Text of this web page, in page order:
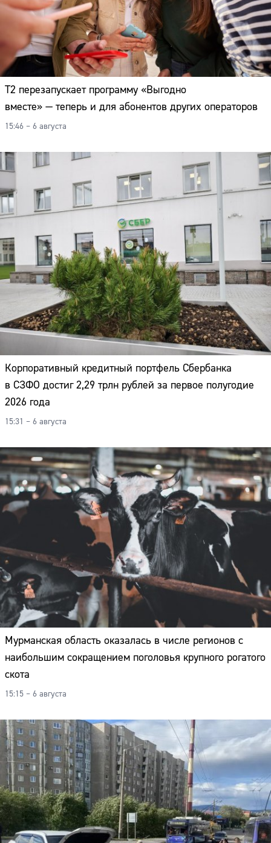
Т2 перезапускает программу «Выгодно
вместе» — теперь и для абонентов других операторов
15:46 – 6 августа
Корпоративный кредитный портфель Сбербанка
в СЗФО достиг 2,29 трлн рублей за первое полугодие
2026 года
15:31 – 6 августа
Мурманская область оказалась в числе регионов с
наибольшим сокращением поголовья крупного рогатого
скота
15:15 – 6 августа
Сайт: